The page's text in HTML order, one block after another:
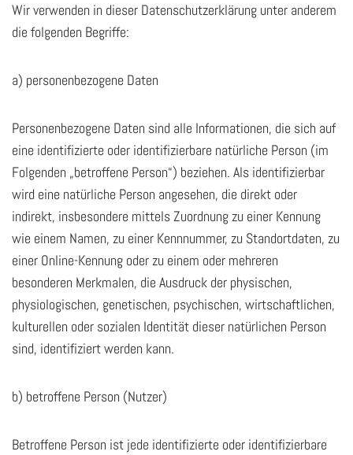
Wir verwenden in dieser Datenschutzerklärung unter anderem
die folgenden Begriffe:
a) personenbezogene Daten
Personenbezogene Daten sind alle Informationen, die sich auf
eine identifizierte oder identifizierbare natürliche Person (im
Folgenden „betroffene Person“) beziehen. Als identifizierbar
wird eine natürliche Person angesehen, die direkt oder
indirekt, insbesondere mittels Zuordnung zu einer Kennung
wie einem Namen, zu einer Kennnummer, zu Standortdaten, zu
einer Online-Kennung oder zu einem oder mehreren
besonderen Merkmalen, die Ausdruck der physischen,
physiologischen, genetischen, psychischen, wirtschaftlichen,
kulturellen oder sozialen Identität dieser natürlichen Person
sind, identifiziert werden kann.
b) betroffene Person (Nutzer)
Betroffene Person ist jede identifizierte oder identifizierbare